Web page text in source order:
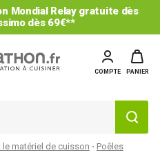
Mondial Relay gratuite dès
dès 69€**
COMPTE PANIER
le matériel de cuisson
Poêles